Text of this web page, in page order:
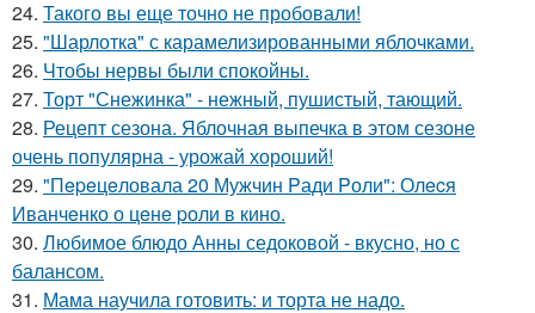
24. Такого вы еще точно не пробовали!
25. "Шарлотка" с карамелизированными яблочками.
26. Чтобы нервы были спокойны.
27. Торт "Снежинка" - нежный, пушистый, тающий.
28. Рецепт сезона. Яблочная выпечка в этом сезоне
очень популярна - урожай хороший!
29. "Пepeцeловала 20 Мужчин Pади Pоли": Олecя
Иванчeнко о цeнe pоли в кино.
30. Любимое блюдо Анны седоковой - вкусно, но с
балансом.
31. Мама научила готовить: и торта не надо.